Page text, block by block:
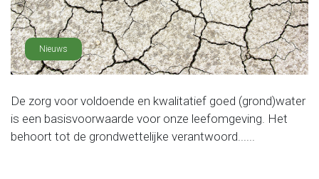
Nieuws
De zorg voor voldoende en kwalitatief goed (grond)water
is een basisvoorwaarde voor onze leefomgeving. Het
behoort tot de grondwettelijke verantwoord......